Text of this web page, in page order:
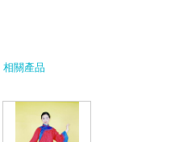
相關產品